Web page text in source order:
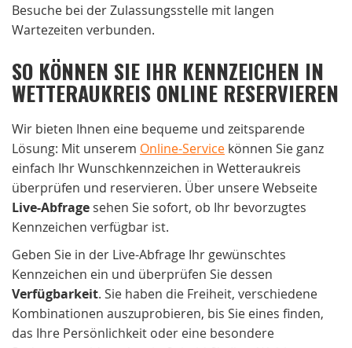
Besuche bei der Zulassungsstelle mit langen
Wartezeiten verbunden.
SO KÖNNEN SIE IHR KENNZEICHEN IN
WETTERAUKREIS ONLINE RESERVIEREN
Wir bieten Ihnen eine bequeme und zeitsparende
Lösung: Mit unserem Online-Service können Sie ganz
einfach Ihr Wunschkennzeichen in Wetteraukreis
überprüfen und reservieren. Über unsere Webseite
Live-Abfrage sehen Sie sofort, ob Ihr bevorzugtes
Kennzeichen verfügbar ist.
Geben Sie in der Live-Abfrage Ihr gewünschtes
Kennzeichen ein und überprüfen Sie dessen
Verfügbarkeit. Sie haben die Freiheit, verschiedene
Kombinationen auszuprobieren, bis Sie eines finden,
das Ihre Persönlichkeit oder eine besondere